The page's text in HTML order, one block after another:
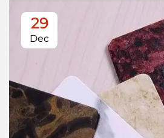
29
Dec